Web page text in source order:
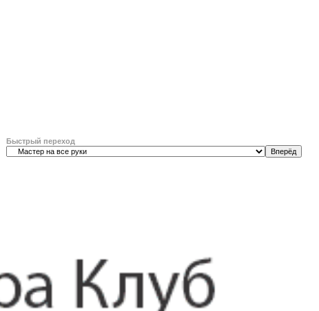
Быстрый переход